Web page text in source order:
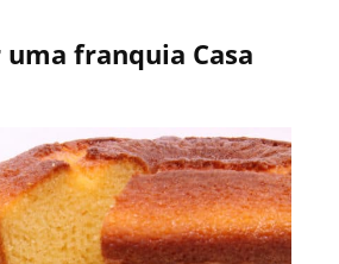
franquia Casa